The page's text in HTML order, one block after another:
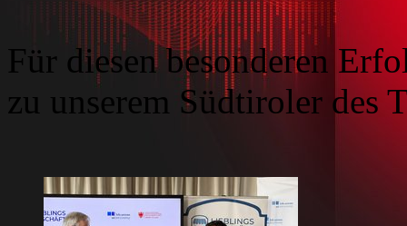
Für diesen besonderen
zu unserem Südtiroler des